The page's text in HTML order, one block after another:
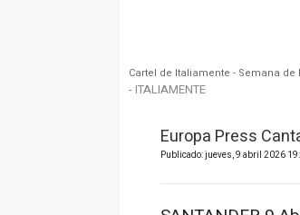
Cartel de Italiamente - Semana
- ITALIAMENTE
Europa Press
Publicado: jueves, 9 abril 2026